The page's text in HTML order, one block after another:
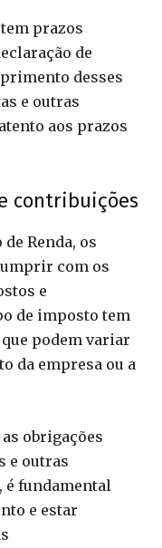
prazos
de
desses
e outras
aos prazos
contribuições
Renda, os
com os
e
de imposto tem
podem variar
da empresa ou a
obrigações
e outras
é fundamental
e estar